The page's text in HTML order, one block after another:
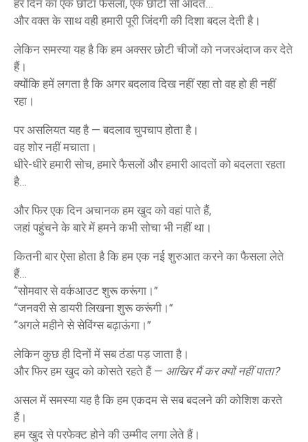
हर दिन का एक छोटा फैसला, एक छोटी सी आदत…
और वक्त के साथ वही हमारी पूरी जिंदगी की दिशा बदल देती है।
लेकिन समस्या यह है कि हम अक्सर छोटी चीजों को नजरअंदाज कर देते
हैं।
क्योंकि हमें लगता है कि अगर बदलाव दिख नहीं रहा तो वह हो ही नहीं
रहा।
पर असलियत यह है — बदलाव चुपचाप होता है।
वह शोर नहीं मचाता।
धीरे-धीरे हमारी सोच, हमारे फैसलों और हमारी आदतों को बदलता रहता
है…
और फिर एक दिन अचानक हम खुद को वहां पाते हैं,
जहां पहुंचने के बारे में हमने कभी सोचा भी नहीं था।
कितनी बार ऐसा होता है कि हम एक नई शुरुआत करने का फैसला लेते
हैं…
“सोमवार से वर्कआउट शुरू करूंगा।”
“जनवरी से डायरी लिखना शुरू करूंगी।”
“अगले महीने से सेविंग्स बढ़ाऊंगा।”
लेकिन कुछ ही दिनों में सब ठंडा पड़ जाता है।
और फिर हम खुद को कोसते रहते हैं — आखिर मैं कर क्यों नहीं पाता?
असल में समस्या यह है कि हम एकदम से सब बदलने की कोशिश करते
हैं।
हम खुद से परफेक्ट होने की उम्मीद लगा लेते हैं।